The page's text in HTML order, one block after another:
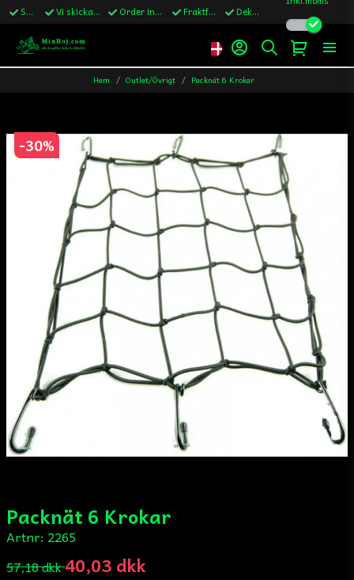
Snabba leveranser Vi skickar till Sverige,Danmark & Finland Order innan kl.13 skickas samma vardag Fraktfritt över 1200kr till Sverige Dekaler ingår i alla ordrar
Hem Outlet/Övrigt Packnät 6 Krokar
-30%
Packnät 6 Krokar
Artnr: 2265
57,18 dkk40,03 dkk